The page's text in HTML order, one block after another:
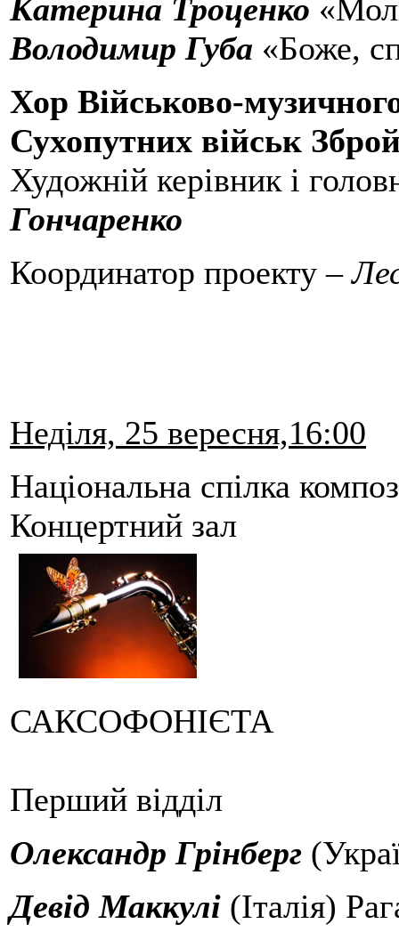
Катерина Троценко
Володимир Губа «Боже,
Хор Військово-
Сухопутних військ
Художній керівник і
Гончаренко
Координатор проекту –
Неділя, 25 вересня,16:00
Національна спілка
Концертний зал
САКСОФОНІЄТА
Перший відділ
Олександр Грінберг
Девід Маккулі (Італія)